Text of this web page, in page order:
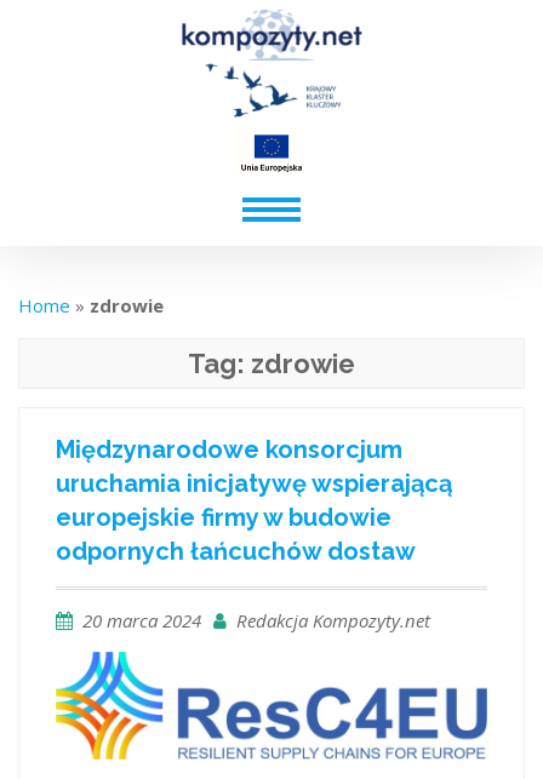
Home » zdrowie
Tag: zdrowie
Międzynarodowe konsorcjum
uruchamia inicjatywę wspierającą
europejskie firmy w budowie
odpornych łańcuchów dostaw
20 marca 2024 Redakcja Kompozyty.net